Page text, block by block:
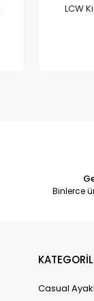
LCW
Binlerce
Casual